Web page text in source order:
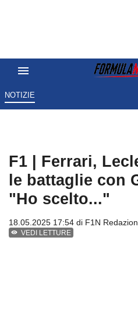
NOTIZIE
F1 | Ferrari,
le battaglie con
"Ho scelto..."
18.05.2025 17:54 di F1N
VEDI LETTURE